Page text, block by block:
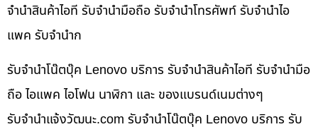
จำนำสินค้าไอที รับจำนำมือถือ รับจำนำโทรศัพท์ รับจำนำไอ
แพค รับจำนำก
รับจำนำโน๊ตบุ๊ค Lenovo บริการ รับจำนำสินค้าไอที รับจำนำมือ
ถือ ไอแพค ไอโฟน นาฬิกา และ ของแบรนด์เนมต่างๆ
รับจํานําแจ้งวัฒนะ.com รับจำนำโน๊ตบุ๊ค Lenovo บริการ รับ